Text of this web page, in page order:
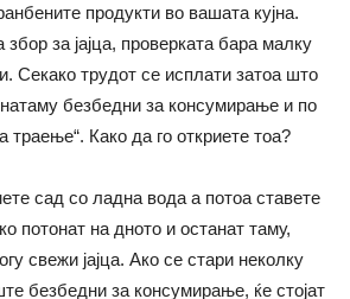
продукти во вашата кујна.
збор за јајца, проверката бара малку
Секако трудот се исплати затоа што
натаму безбедни за консумирање и по
траење“. Како да го откриете тоа?
сад со ладна вода а потоа ставете
потонат на дното и останат таму,
свежи јајца. Ако се стари неколку
безбедни за консумирање, ќе стојат